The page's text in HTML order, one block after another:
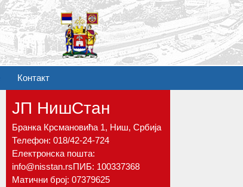
Контакт
ЈП НишСтан
Бранка Крсмановића 1, Ниш, Србија
Телефон: 018/42-24-724
Електронска пошта:
info@nisstan.rsПИБ: 100337368
Матични број: 07379625